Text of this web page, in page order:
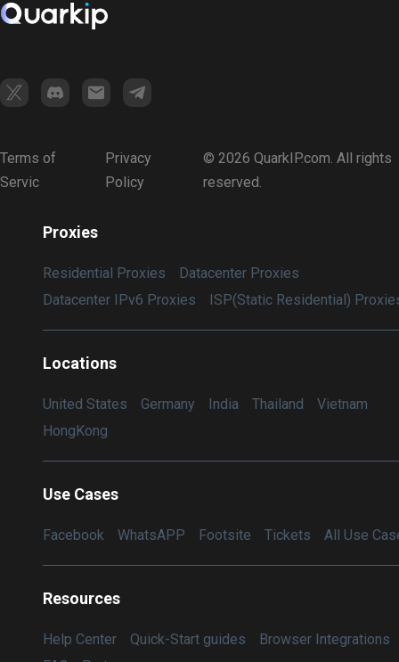
Terms of
Servic
Privacy
Policy
© 2026 QuarkIP.com. All rights
reserved.
Proxies
Residential Proxies
Datacenter Proxies
Datacenter IPv6 Proxies
ISP(Static Residential)
Locations
United States Germany India Thailand
Vietnam
HongKong
Use Cases
Facebook WhatsAPP Footsite Tickets All Use
Resources
Help Center Quick-Start guides
Browser Integrations